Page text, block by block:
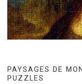
PAYSAGES DE
PUZZLES